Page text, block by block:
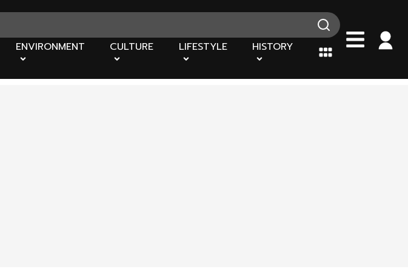
ENVIRONMENT CULTURE LIFESTYLE HISTORY